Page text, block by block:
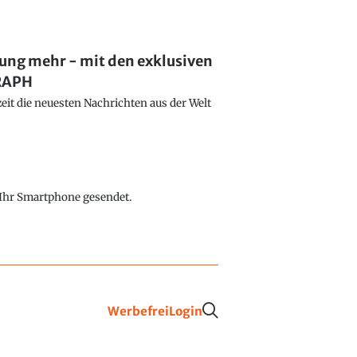
mehr - mit den exklusiven
die neuesten Nachrichten aus der Welt
Smartphone gesendet.
WerbefreiLogin